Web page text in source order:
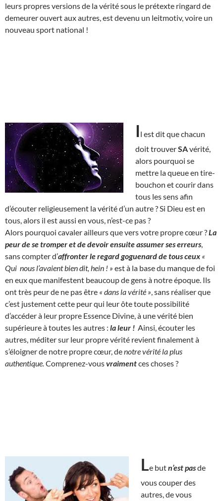
leurs propres versions de la vérité sous le prétexte ringard de
demeurer ouvert aux autres, est devenu un leitmotiv, voire un
nouveau sport national !
Il est dit que chacun
doit trouverSAvérité,
alors pourquoi se
mettre la queue en tire-
bouchon et courir dans
tous les sens afin
d’écouter religieusement la vérité d’un autre ? Si Dieu est en
tous, alors il est aussi en vous, n’est-ce pas ?
Alors pourquoi cavaler ailleurs que vers votre propre cœur ?La
peur de se tromper et de devoir ensuite assumer ses erreurs
sans compter d’affronter le regard goguenard de tous ceux «
Qui nous l’avaient bien dit, hein ! » est à la base du manque de foi
en eux que manifestent beaucoup de gens à notre époque. Ils
ont très peur de ne pas être « dans la vérité » , sans réaliser que
c’est justement cette peur qui leur ôte toute possibilité
d’accéder à leur propre Essence Divine, à une vérité bien
supérieure à toutes les autres : la leur ! Ainsi, écouter les
autres, méditer sur leur propre vérité revient finalement à
s’éloigner de notre propre cœur, denotre vérité la plus
authentique. Comprenez-vousvraimentces choses ?
Le butn’est pasde
vous couper des
autres, de vous